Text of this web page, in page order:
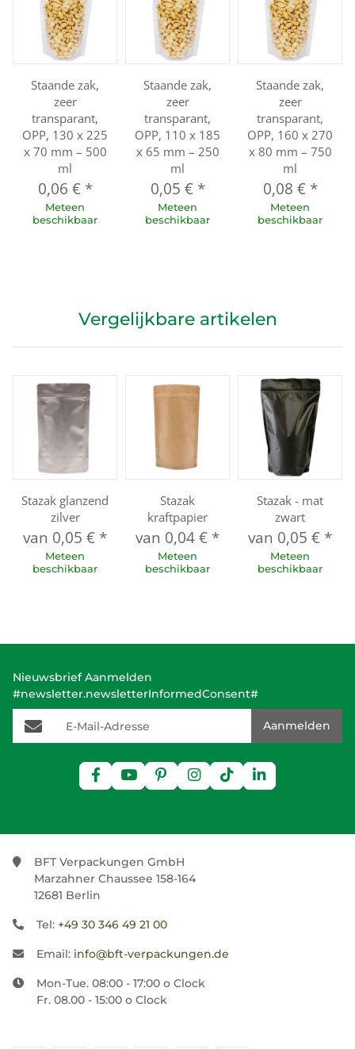
Staande zak,
zeer
transparant,
OPP, 130 x 225
x 70 mm – 500
ml
0,06 € *
Meteen
beschikbaar
Staande zak,
zeer
transparant,
OPP, 110 x 185
x 65 mm – 250
ml
0,05 € *
Meteen
beschikbaar
Staande zak,
zeer
transparant,
OPP, 160 x 270
x 80 mm – 750
ml
0,08 € *
Meteen
beschikbaar
Vergelijkbare artikelen
Stazak glanzend
zilver
van 0,05 € *
Meteen
beschikbaar
Stazak
kraftpapier
van 0,04 € *
Meteen
beschikbaar
Stazak - mat
zwart
van 0,05 € *
Meteen
beschikbaar
Nieuwsbrief Aanmelden
#newsletter.newsletterInformedConsent#
E-Mail-Adresse
Aanmelden
BFT Verpackungen GmbH
Marzahner Chaussee 158-164
12681 Berlin
Tel: +49 30 346 49 21 00
Email: info@bft-verpackungen.de
Mon-Tue. 08:00 - 17:00 o Clock
Fr. 08.00 - 15:00 o Clock